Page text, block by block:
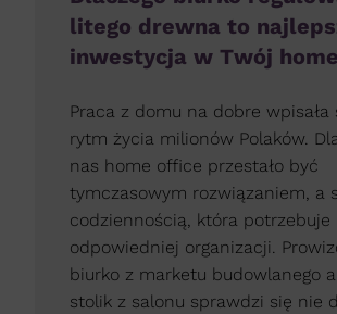
litego drewna to
inwestycja w Twój
Praca z domu na dobre wpisała
rytm życia milionów Polaków.
nas home office przestało być
tymczasowym rozwiązaniem, a
codziennością, która potrzebuje
odpowiedniej organizacji.
biurko z marketu budowlanego
stolik z salonu sprawdzi się nie